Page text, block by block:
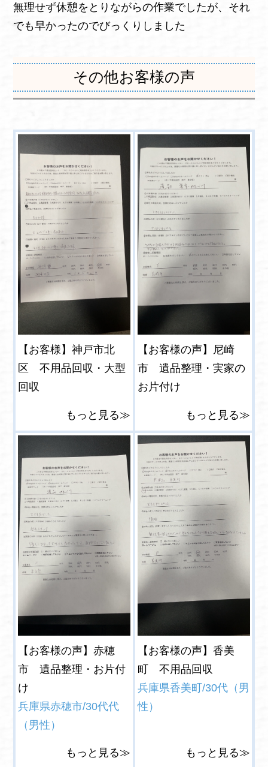
無理せず休憩をとりながらの作業でしたが、それ
でも早かったのでびっくりしました
その他お客様の声
【お客様】神戸市北
区 不用品回収・大型
回収
もっと見る≫
【お客様の声】尼崎
市 遺品整理・実家の
お片付け
もっと見る≫
【お客様の声】赤穂
市 遺品整理・お片付
け
兵庫県赤穂市/30代代
（男性）
もっと見る≫
【お客様の声】香美
町 不用品回収
兵庫県香美町/30代（男
性）
もっと見る≫